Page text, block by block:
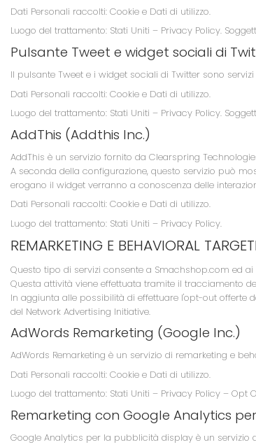
Dati Personali raccolti: Cookie e Dati di utilizzo.
Luogo del trattamento: Stati Uniti – Privacy Policy.
Pulsante Tweet e widget sociali di
Il pulsante Tweet e i widget sociali di Twitter sono
Dati Personali raccolti: Cookie e Dati di utilizzo.
Luogo del trattamento: Stati Uniti – Privacy Policy.
AddThis (Addthis Inc.)
AddThis è un servizio fornito da Clearspring
A seconda della configurazione, questo servizio può
erogano il widget verranno a conoscenza delle
Dati Personali raccolti: Cookie e Dati di utilizzo.
Luogo del trattamento: Stati Uniti – Privacy Policy.
REMARKETING E BEHAVIORAL
Questo tipo di servizi consente a Smachshop.com ed
Questa attività viene effettuata tramite il tracciamento
In aggiunta alle possibilità di effettuare l'opt-out offerte
del Network Advertising Initiative.
AdWords Remarketing (Google Inc.)
AdWords Remarketing è un servizio di remarketing e
Dati Personali raccolti: Cookie e Dati di utilizzo.
Luogo del trattamento: Stati Uniti – Privacy Policy – Opt
Remarketing con Google Analytics
Google Analytics per la pubblicità display è un servizio